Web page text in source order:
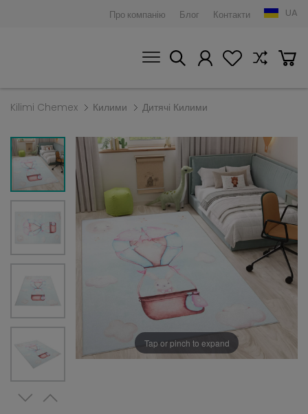
Про компанію Блог Контакти UA
Kilimi Chemex Килими Дитячі Килими
Tap or pinch to expand